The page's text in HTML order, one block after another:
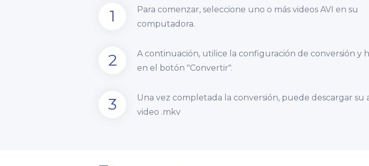
1
Para comenzar, seleccione uno o más videos AVI en su
computadora.
2
A continuación, utilice la configuración de conversión y
en el botón "Convertir".
3
Una vez completada la conversión, puede descargar su
video .mkv